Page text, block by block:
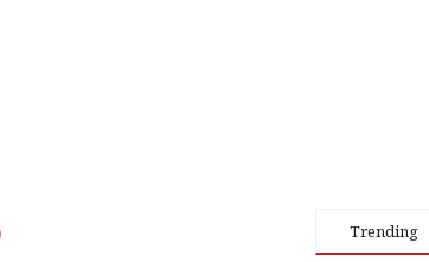
Trending